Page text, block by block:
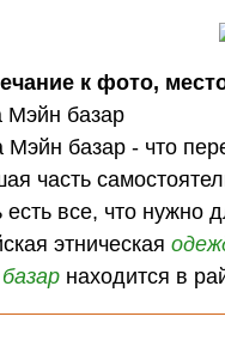
к фото,
Мэйн базар
Мэйн базар - что
часть
есть все, что нужно
этническая
находится в